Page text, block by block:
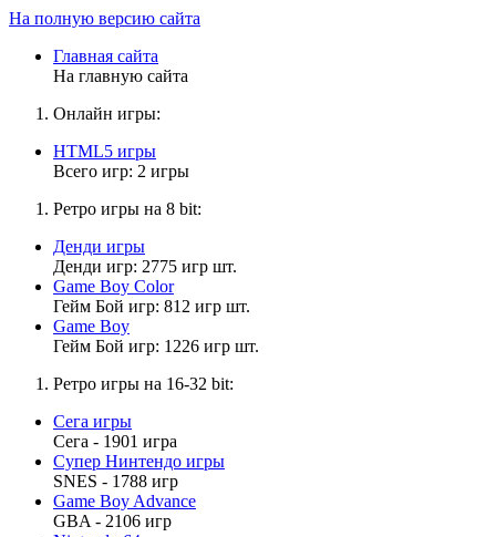
На полную версию сайта
Главная сайта
На главную сайта
Онлайн игры:
HTML5 игры
Всего игр: 2 игры
Ретро игры на 8 bit:
Денди игры
Денди игр: 2775 игр шт.
Game Boy Color
Гейм Бой игр: 812 игр шт.
Game Boy
Гейм Бой игр: 1226 игр шт.
Ретро игры на 16-32 bit:
Сега игры
Сега - 1901 игра
Супер Нинтендо игры
SNES - 1788 игр
Game Boy Advance
GBA - 2106 игр